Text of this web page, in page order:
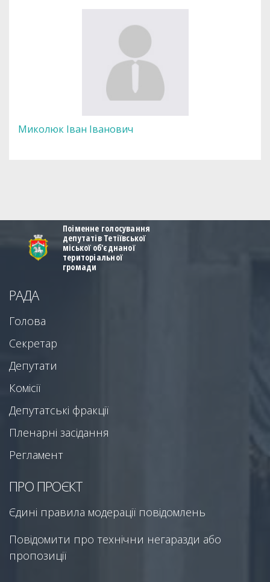
Миколюк Іван Іванович
Поіменне голосування
депутатів Тетіївської
міської об'єднаної
територіальної
громади
РАДА
Голова
Секретар
Депутати
Комісії
Депутатські фракції
Пленарні засідання
Регламент
ПРО ПРОЄКТ
Єдині правила модерації повідомлень
Повідомити про технічни негаразди або
пропозиції